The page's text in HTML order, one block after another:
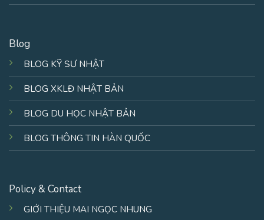
Blog
BLOG KỸ SƯ NHẬT
BLOG XKLĐ NHẬT BẢN
BLOG DU HỌC NHẬT BẢN
BLOG THÔNG TIN HÀN QUỐC
Policy & Contact
GIỚI THIỆU MAI NGỌC NHUNG